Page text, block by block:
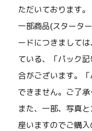
ただいております。
一部商品(スタータ
ードにつきまして
ている、「パック
合がございます。
できません。ご了承
また、一部、写真
座いますのでご購